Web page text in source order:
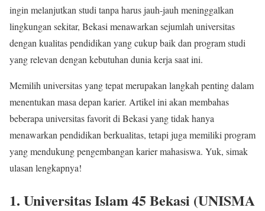
ingin melanjutkan studi tanpa harus jauh-jauh meninggalkan
lingkungan sekitar, Bekasi menawarkan sejumlah universitas
dengan kualitas pendidikan yang cukup baik dan program studi
yang relevan dengan kebutuhan dunia kerja saat ini.
Memilih universitas yang tepat merupakan langkah penting dalam
menentukan masa depan karier. Artikel ini akan membahas
beberapa universitas favorit di Bekasi yang tidak hanya
menawarkan pendidikan berkualitas, tetapi juga memiliki program
yang mendukung pengembangan karier mahasiswa. Yuk, simak
ulasan lengkapnya!
1. Universitas Islam 45 Bekasi (UNISMA